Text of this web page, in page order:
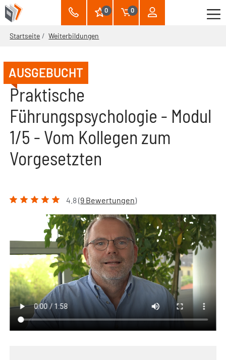
0 0
Startseite Weiterbildungen
AUSGEBUCHT
Praktische
Führungspsychologie - Modul
1/5 - Vom Kollegen zum
Vorgesetzten
4.8 (9 Bewertungen)